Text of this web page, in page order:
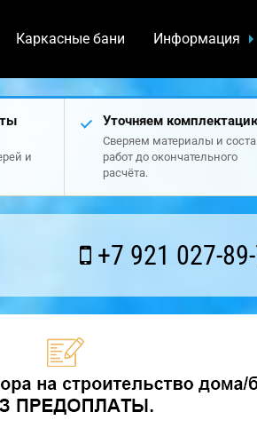
Каркасные бани Информация
и
Уточняем
Сверяем материалы и
работ до окончательного
расчёта.
+7 921 027-